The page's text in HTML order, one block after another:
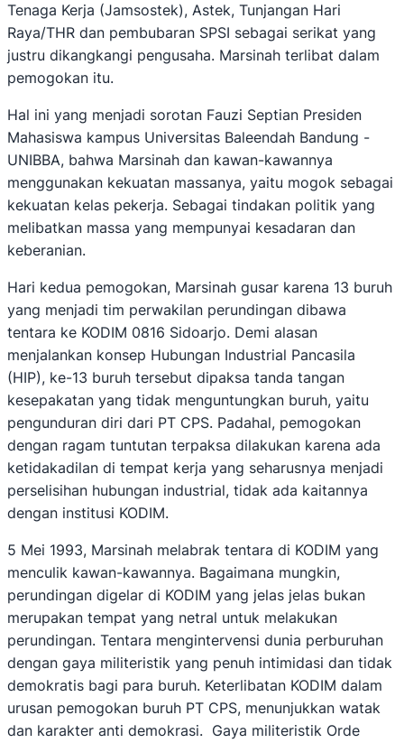
Tenaga Kerja (Jamsostek), Astek, Tunjangan Hari
Raya/THR dan pembubaran SPSI sebagai serikat yang
justru dikangkangi pengusaha. Marsinah terlibat dalam
pemogokan itu.
Hal ini yang menjadi sorotan Fauzi Septian Presiden
Mahasiswa kampus Universitas Baleendah Bandung -
UNIBBA, bahwa Marsinah dan kawan-kawannya
menggunakan kekuatan massanya, yaitu mogok sebagai
kekuatan kelas pekerja. Sebagai tindakan politik yang
melibatkan massa yang mempunyai kesadaran dan
keberanian.
Hari kedua pemogokan, Marsinah gusar karena 13 buruh
yang menjadi tim perwakilan perundingan dibawa
tentara ke KODIM 0816 Sidoarjo. Demi alasan
menjalankan konsep Hubungan Industrial Pancasila
(HIP), ke-13 buruh tersebut dipaksa tanda tangan
kesepakatan yang tidak menguntungkan buruh, yaitu
pengunduran diri dari PT CPS. Padahal, pemogokan
dengan ragam tuntutan terpaksa dilakukan karena ada
ketidakadilan di tempat kerja yang seharusnya menjadi
perselisihan hubungan industrial, tidak ada kaitannya
dengan institusi KODIM.
5 Mei 1993, Marsinah melabrak tentara di KODIM yang
menculik kawan-kawannya. Bagaimana mungkin,
perundingan digelar di KODIM yang jelas jelas bukan
merupakan tempat yang netral untuk melakukan
perundingan. Tentara mengintervensi dunia perburuhan
dengan gaya militeristik yang penuh intimidasi dan tidak
demokratis bagi para buruh. Keterlibatan KODIM dalam
urusan pemogokan buruh PT CPS, menunjukkan watak
dan karakter anti demokrasi. Gaya militeristik Orde